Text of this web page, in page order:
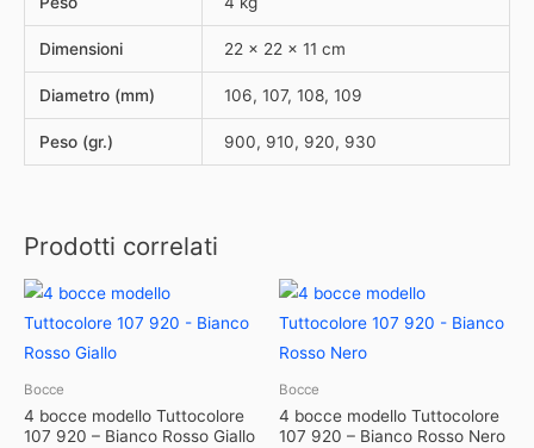
Dimensioni 22 × 22 × 11 cm
Diametro (mm) 106, 107, 108, 109
Peso (gr.) 900, 910, 920, 930
Prodotti correlati
Bocce
4 bocce modello Tuttocolore
107 920 – Bianco Rosso Giallo
Bocce
4 bocce modello Tuttocolore
107 920 – Bianco Rosso Nero